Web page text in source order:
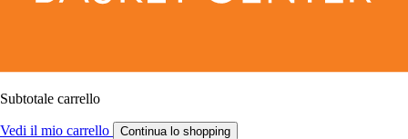
Subtotale carrello
Vedi il mio carrello Continua lo shopping